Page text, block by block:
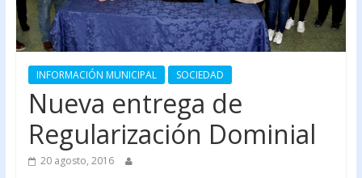
INFORMACIÓN MUNICIPAL SOCIEDAD
Nueva entrega de
Regularización Dominial
20 agosto, 2016